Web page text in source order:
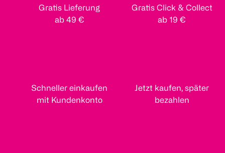
Gratis Lieferung
ab 49 €
Gratis Click & Collect
ab 19 €
Schneller einkaufen
mit Kundenkonto
Jetzt kaufen, später
bezahlen